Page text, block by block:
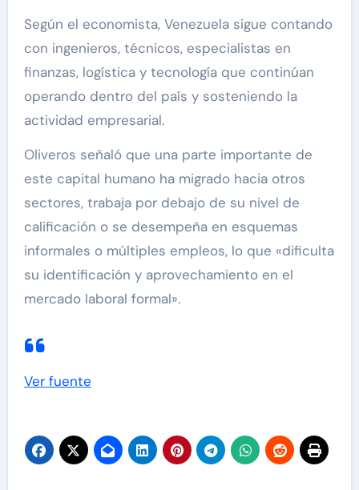
Según el economista, Venezuela sigue contando
con ingenieros, técnicos, especialistas en
finanzas, logística y tecnología que continúan
operando dentro del país y sosteniendo la
actividad empresarial.
Oliveros señaló que una parte importante de
este capital humano ha migrado hacia otros
sectores, trabaja por debajo de su nivel de
calificación o se desempeña en esquemas
informales o múltiples empleos, lo que «dificulta
su identificación y aprovechamiento en el
mercado laboral formal».
Ver fuente